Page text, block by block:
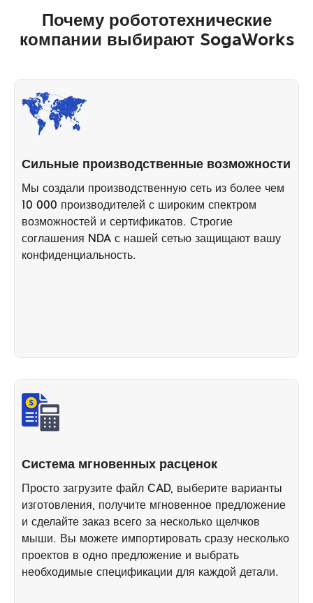
Почему робототехнические
компании выбирают SogaWorks
Сильные производственные возможности
Мы создали производственную сеть из более чем
10 000 производителей с широким спектром
возможностей и сертификатов. Строгие
соглашения NDA с нашей сетью защищают вашу
конфиденциальность.
Система мгновенных расценок
Просто загрузите файл CAD, выберите варианты
изготовления, получите мгновенное предложение
и сделайте заказ всего за несколько щелчков
мыши. Вы можете импортировать сразу несколько
проектов в одно предложение и выбрать
необходимые спецификации для каждой детали.